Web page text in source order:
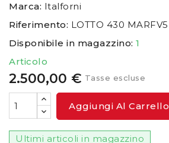
Marca: Italforni
Riferimento: LOTTO 430 MARFV5
Disponibile in magazzino: 1
Articolo
2.500,00 € Tasse escluse
Aggiungi Al Carrello
Ultimi articoli in magazzino